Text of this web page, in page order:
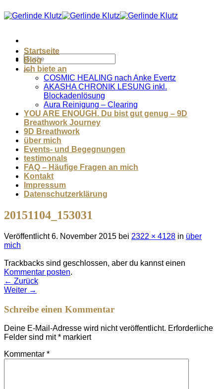
Inhalt
Startseite
Blog
ich biete an
COSMIC HEALING nach Anke Evertz
AKASHA CHRONIK LESUNG inkl.
Blockadenlösung
Aura Reinigung – Clearing
YOU ARE ENOUGH. Du bist gut genug – 9D
Breathwork Journey
9D Breathwork
über mich
Events- und Begegnungen
testimonals
FAQ – Häufige Fragen an mich
Kontakt
Impressum
Datenschutzerklärung
20151104_153031
Veröffentlicht6. November 2015 bei 2322 × 4128 in über
mich
Trackbacks sind geschlossen, aber du kannst einen
Kommentar posten.
← Zurück
Weiter →
Schreibe einen Kommentar
Deine E-Mail-Adresse wird nicht veröffentlicht. Erforderliche
Felder sind mit* markiert
Kommentar *